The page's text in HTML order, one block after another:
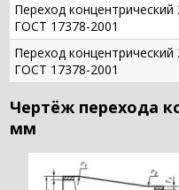
Переход концентрический
ГОСТ 17378-2001
Переход концентрический
ГОСТ 17378-2001
Чертёж перехода
мм